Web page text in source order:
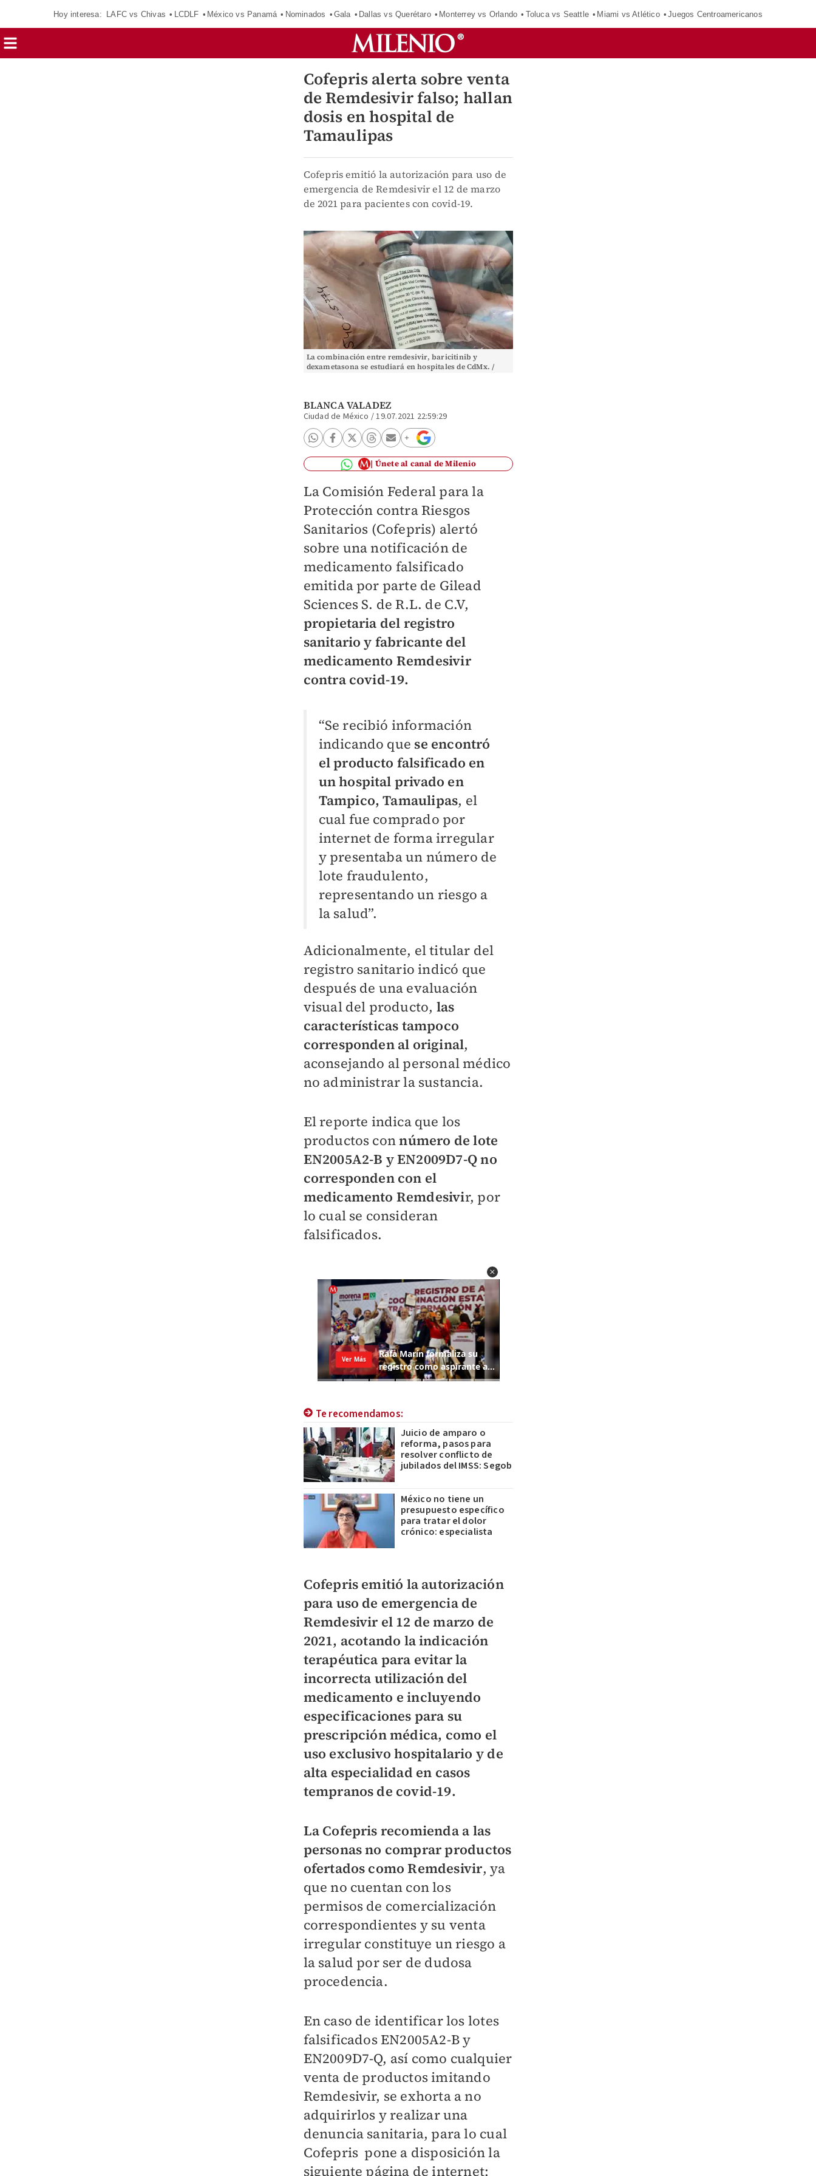
Hoy interesa: LAFC vs Chivas LCDLF México vs Panamá Nominados Gala Dallas vs Querétaro Monterrey vs Orlando Toluca vs Seattle Miami vs Atlético Juegos Centroamericanos
Cofepris alerta sobre venta
de Remdesivir falso; hallan
dosis en hospital de
Tamaulipas
Cofepris emitió la autorización para uso de
emergencia de Remdesivir el 12 de marzo
de 2021 para pacientes con covid-19.
La combinación entre remdesivir, baricitinib y
dexametasona se estudiará en hospitales de CdMx. /
BLANCA VALADEZ
Ciudad de México /19.07.2021 22:59:29
Únete al canal de Milenio
La Comisión Federal para la
Protección contra Riesgos
Sanitarios (Cofepris) alertó
sobre una notificación de
medicamento falsificado
emitida por parte de Gilead
Sciences S. de R.L. de C.V,
propietaria del registro
sanitario y fabricante del
medicamento Remdesivir
contra covid-19.
“Se recibió información
indicando que se encontró
el producto falsificado en
un hospital privado en
Tampico, Tamaulipas, el
cual fue comprado por
internet de forma irregular
y presentaba un número de
lote fraudulento,
representando un riesgo a
la salud”.
Adicionalmente, el titular del
registro sanitario indicó que
después de una evaluación
visual del producto, las
características tampoco
corresponden al original,
aconsejando al personal médico
no administrar la sustancia.
El reporte indica que los
productos connúmero de lote
EN2005A2-B y EN2009D7-Q no
corresponden con el
medicamento Remdesivir, por
lo cual se consideran
falsificados.
Te recomendamos:
Juicio de amparo o
reforma, pasos para
resolver conflicto de
jubilados del IMSS: Segob
México no tiene un
presupuesto específico
para tratar el dolor
crónico: especialista
Cofepris emitió la autorización
para uso de emergencia de
Remdesivir el 12 de marzo de
2021, acotando la indicación
terapéutica para evitar la
incorrecta utilización del
medicamento e incluyendo
especificaciones para su
prescripción médica, como el
uso exclusivo hospitalario y de
alta especialidad en casos
tempranos de covid-19.
La Cofepris recomienda a las
personas no comprar productos
ofertados como Remdesivir, ya
que no cuentan con los
permisos de comercialización
correspondientes y su venta
irregular constituye un riesgo a
la salud por ser de dudosa
procedencia.
En caso de identificar los lotes
falsificados EN2005A2-B y
EN2009D7-Q, así como cualquier
venta de productos imitando
Remdesivir, se exhorta a no
adquirirlos y realizar una
denuncia sanitaria, para lo cual
Cofepris pone a disposición la
siguiente página de internet: